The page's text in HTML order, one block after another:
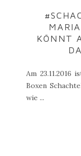
KÖNNT
Am
Boxen
wie ...